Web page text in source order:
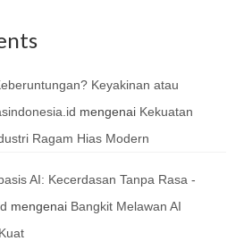
Keyakinan atau
mengenai Kekuatan
Ragam Hias Modern
AI: Kecerdasan Tanpa Rasa -
mengenai Bangkit Melawan AI